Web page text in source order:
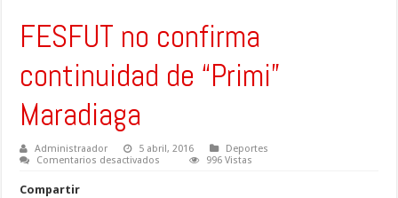
FESFUT no confirma
continuidad de “Primi”
Maradiaga
Administraador 5 abril, 2016
Deportes
Comentarios desactivados
996 Vistas
Compartir